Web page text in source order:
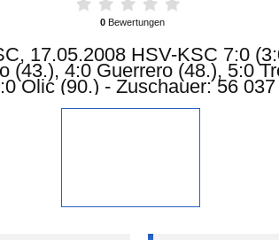
0 Bewertungen